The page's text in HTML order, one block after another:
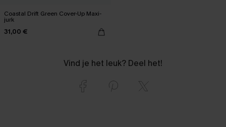
Coastal Drift Green Cover-Up Maxi-
jurk
31,00 €
Vind je het leuk? Deel het!